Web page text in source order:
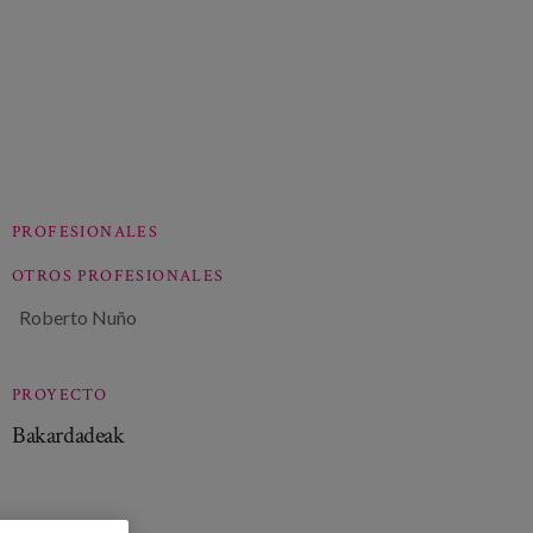
PROFESIONALES
OTROS PROFESIONALES
Roberto Nuño
PROYECTO
Bakardadeak